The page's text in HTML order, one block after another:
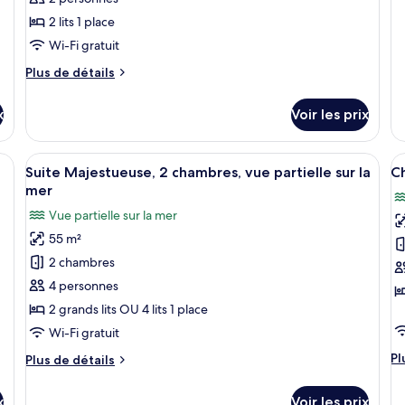
2 lits 1 place
Wi-Fi gratuit
Plus de détails
Plus
le
type
de
chambre
Voir les prix
des tables de chevet, un miroir et un escalier.
Afficher
toutes
photos
pour
ce
type
de
chambre :
Majestueuse,
Suite Majestueuse, 2 chambres,
9
Suite Majestueuse, 2 chambres, vue partielle sur la
mer
Vue partielle sur la mer
55 m²
2 chambres
4 personnes
2 grands lits OU 4 lits 1 place
Wi-Fi gratuit
Plus de détails
Plus